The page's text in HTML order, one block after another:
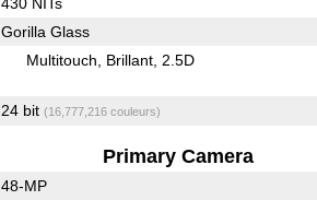
Gorilla Glass
Multitouch Brillant 2.5D
24 bit (16,777,216 couleurs)
Primary Camera
48-MP